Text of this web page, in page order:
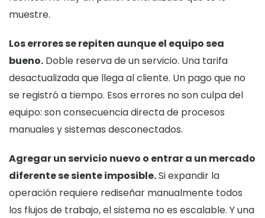
muestre.
Los errores se repiten aunque el equipo sea
bueno. Doble reserva de un servicio. Una tarifa
desactualizada que llega al cliente. Un pago que no
se registró a tiempo. Esos errores no son culpa del
equipo: son consecuencia directa de procesos
manuales y sistemas desconectados.
Agregar un servicio nuevo o entrar a un mercado
diferente se siente imposible.Si expandir la
operación requiere rediseñar manualmente todos
los flujos de trabajo, el sistema no es escalable. Y una